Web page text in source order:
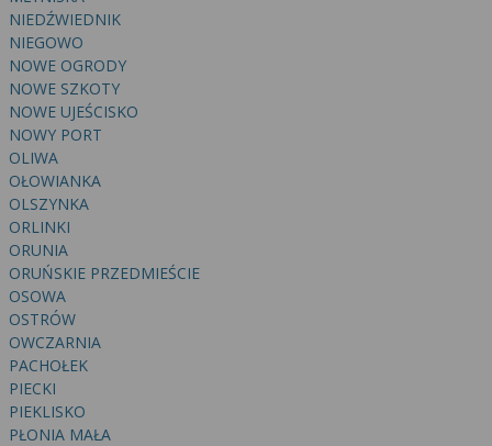
NIEDŹWIEDNIK
NIEGOWO
NOWE OGRODY
NOWE SZKOTY
NOWE UJEŚCISKO
NOWY PORT
OLIWA
OŁOWIANKA
OLSZYNKA
ORLINKI
ORUNIA
ORUŃSKIE PRZEDMIEŚCIE
OSOWA
OSTRÓW
OWCZARNIA
PACHOŁEK
PIECKI
PIEKLISKO
PŁONIA MAŁA